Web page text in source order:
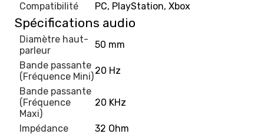
Compatibilité
PC, PlayStation, Xbox
Spécifications audio
Diamètre haut-
parleur
50 mm
Bande passante
(Fréquence Mini)
20 Hz
Bande passante
(Fréquence
Maxi)
20 KHz
Impédance
32 Ohm